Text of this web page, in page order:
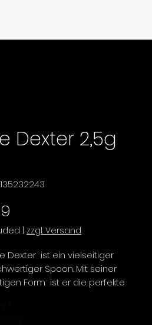
Dexter 2,5g
zzgl. Versand
Dexter ist ein vielseitiger
Spoon. Mit seiner
Form ist er die perfekte